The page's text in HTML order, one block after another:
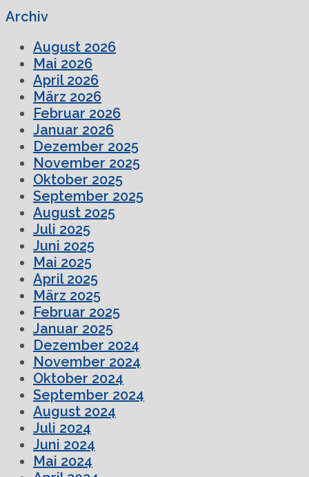
Archiv
August 2026
Mai 2026
April 2026
März 2026
Februar 2026
Januar 2026
Dezember 2025
November 2025
Oktober 2025
September 2025
August 2025
Juli 2025
Juni 2025
Mai 2025
April 2025
März 2025
Februar 2025
Januar 2025
Dezember 2024
November 2024
Oktober 2024
September 2024
August 2024
Juli 2024
Juni 2024
Mai 2024